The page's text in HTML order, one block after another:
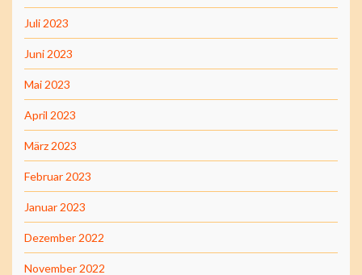
Juli 2023
Juni 2023
Mai 2023
April 2023
März 2023
Februar 2023
Januar 2023
Dezember 2022
November 2022